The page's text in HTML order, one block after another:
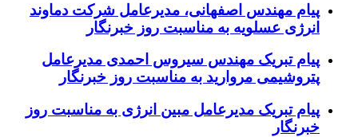
پیام مهندس اصفهانی، مدیرعامل شرکت دماوند
انرژی عسلویه به مناسبت روز خبرنگار
پیام تبریک مهندس سیروس احمدی مدیرعامل
پتروشیمی مروارید به مناسبت روز خبرنگار
پیام تبریک مدیرعامل مبین انرژی به مناسبت روز
خبرنگار